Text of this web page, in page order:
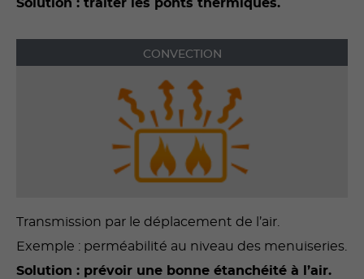
Solution : traiter les ponts thermiques.
CONVECTION
Transmission par le déplacement de l’air.
Exemple : perméabilité au niveau des menuiseries.
Solution : prévoir une bonne étanchéité à l’air.